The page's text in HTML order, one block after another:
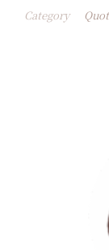
Category